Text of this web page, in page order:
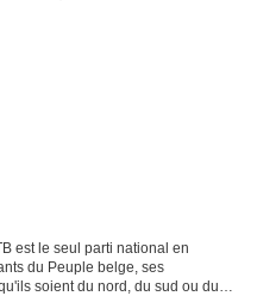
est le seul parti national en
du Peuple belge, ses
soient du nord, du sud ou du